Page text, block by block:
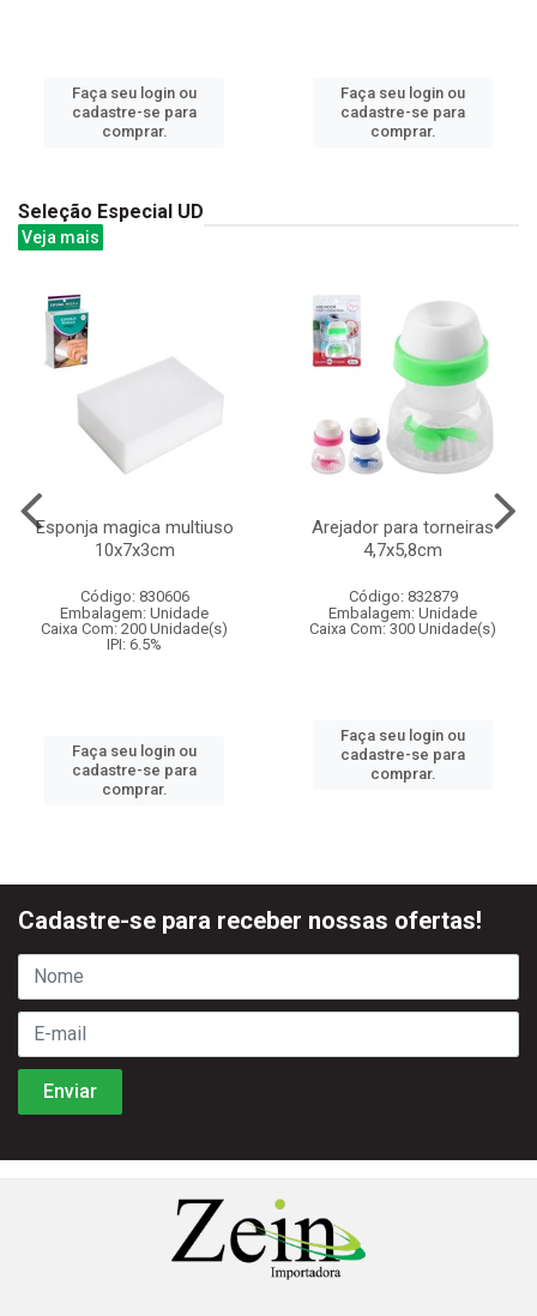
Faça seu login ou
cadastre-se para
comprar.
Faça seu login ou
cadastre-se para
comprar.
Seleção Especial UD
Veja mais
Esponja magica multiuso
10x7x3cm
Código: 830606
Embalagem: Unidade
Caixa Com: 200 Unidade(s)
IPI: 6.5%
Faça seu login ou
cadastre-se para
comprar.
Arejador para torneiras
4,7x5,8cm
Código: 832879
Embalagem: Unidade
Caixa Com: 300 Unidade(s)
Faça seu login ou
cadastre-se para
comprar.
Cadastre-se para receber nossas ofertas!